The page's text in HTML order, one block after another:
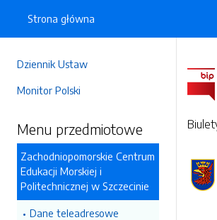
Dziennik Ustaw
Monitor Polski
Menu przedmiotowe
Zachodniopomorskie Centrum
Edukacji Morskiej i
Politechnicznej w Szczecinie
Dane teleadresowe
Strona główna